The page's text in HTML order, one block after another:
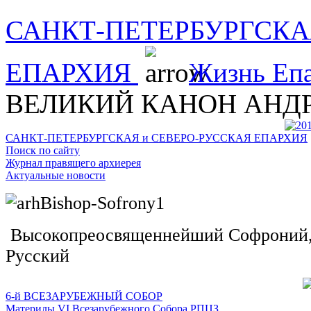
САНКТ-
ЕПАРХИЯ
Жизнь
ВЕЛИКИЙ КАНОН
САНКТ-ПЕТЕРБУРГСКАЯ и СЕВЕРО-РУССКАЯ ЕПАРХИЯ
Поиск по сайту
Журнал правящего архиерея
Актуальные новости
Высокопреосвященнейший
Русский
6-й ВСЕЗАРУБЕЖНЫЙ СОБОР